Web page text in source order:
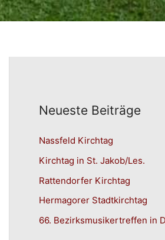
Neueste Beiträge
Nassfeld Kirchtag
Kirchtag in St. Jakob/Les.
Rattendorfer Kirchtag
Hermagorer Stadtkirchtag
66. Bezirksmusikertreffen in